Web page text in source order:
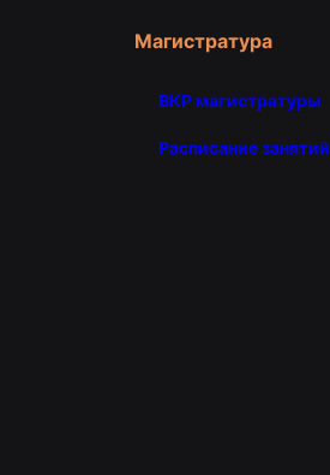
Магистратура
ВКР магистратуры
Расписание занятий